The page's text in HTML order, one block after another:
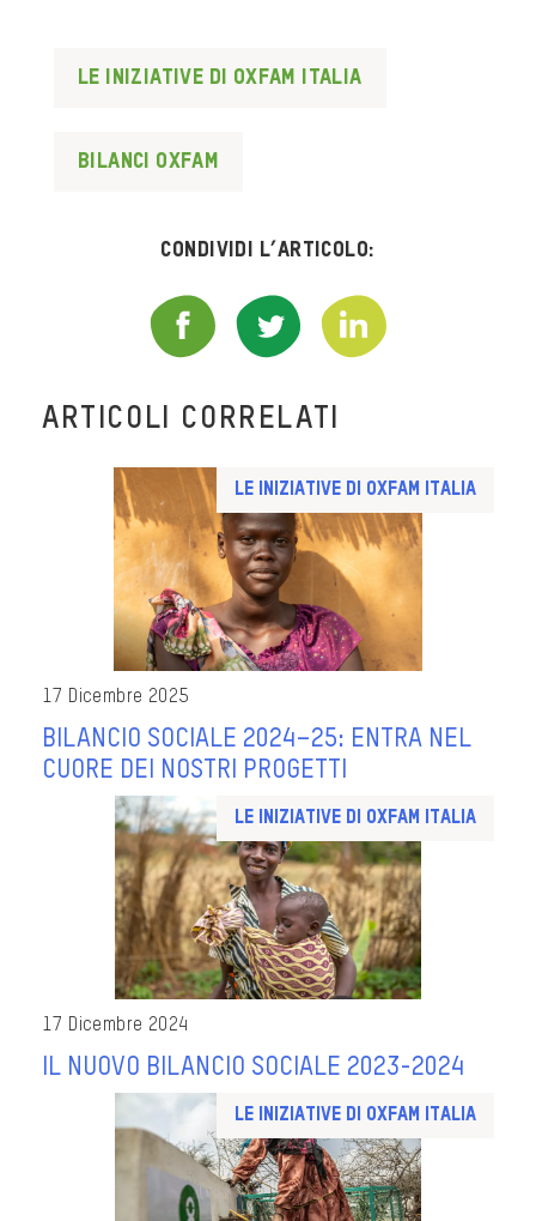
Le iniziative di Oxfam Italia
bilanci oxfam
Condividi l’articolo:
ARTICOLI CORRELATI
Le iniziative di Oxfam Italia
17 Dicembre 2025
BILANCIO SOCIALE 2024–25: ENTRA NEL
CUORE DEI NOSTRI PROGETTI
Le iniziative di Oxfam Italia
17 Dicembre 2024
IL NUOVO BILANCIO SOCIALE 2023-2024
Le iniziative di Oxfam Italia